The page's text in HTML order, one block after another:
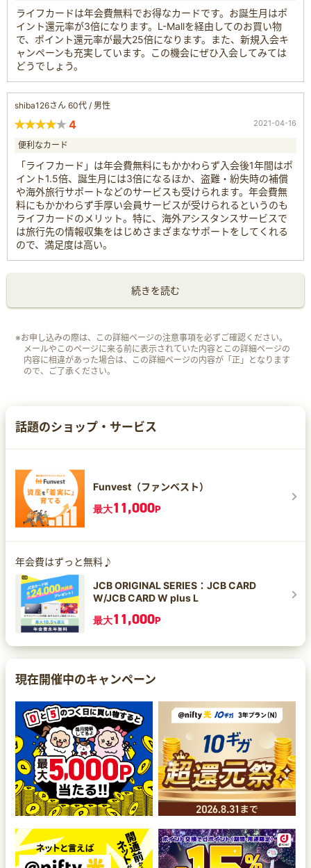
ライフカードは年会費無料でお得なカードです。お誕生月はポ
イント還元率が3倍になります。L-Mallを経由してのお買い物
で、ポイント還元率が最大25倍になります。また、新規入会キ
ャンペーンも充実しています。この機会にぜひ入会してみては
どうでしょう。
shiba126さん 60代 / 男性
4 2021-04-16
便利なカード
「ライフカード」は年会費無料にもかかわらず入会後1年間はポ
イント1.5倍、誕生月には3倍になるほか、盗難・紛失時の補償
や海外旅行サポートなどのサービスも受けられます。年会費無
料にもかかわらず手厚い会員サービスが受けられるというのも
ライフカードのメリット。特に、海外アシスタンスサービスで
は旅行先の情報収集をはじめさまざまなサポートをしてくれる
ので、満足度は高い。
続きを読む
※お申し込みの際は、この詳細ページの注意事項を必ずご確認ください。
メールやこのページに来る前に表示されていた内容とこの詳細ページの
内容に相違があった場合は、この詳細ページの内容が「正」となります
ので、ご了承ください。
話題のショップ・サービス
Funvest（ファンベスト）
最大11,000P
年会費はずっと無料♪
JCB ORIGINAL SERIES：JCB CARD
W/JCB CARD W plus L
最大11,000P
現在開催中のキャンペーン